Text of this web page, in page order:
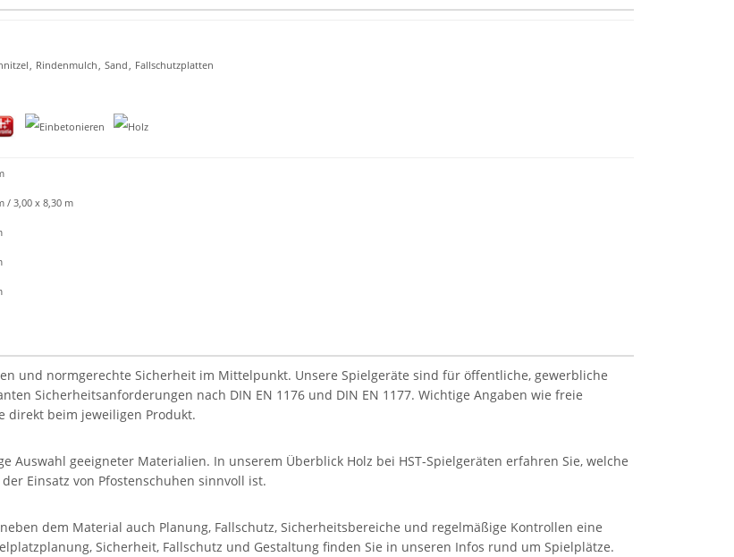
, Rindenmulch, Sand, Fallschutzplatten
/ 3,00 x 8,30 m
und normgerechte Sicherheit im Mittelpunkt. Unsere Spielgeräte sind für öffentliche, gewerbliche
Sicherheitsanforderungen nach DIN EN 1176 und DIN EN 1177. Wichtige Angaben wie freie
direkt beim jeweiligen Produkt.
geeigneter Materialien. In unserem Überblick Holz bei HST-Spielgeräten erfahren Sie, welche
Einsatz von Pfostenschuhen sinnvoll ist.
dem Material auch Planung, Fallschutz, Sicherheitsbereiche und regelmäßige Kontrollen eine
Sicherheit, Fallschutz und Gestaltung finden Sie in unseren Infos rund um Spielplätze.